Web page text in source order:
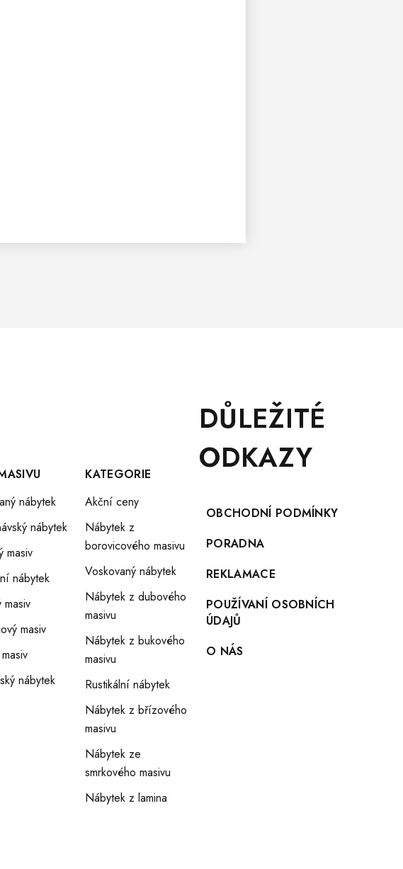
nábytek
nábytek
masiv
nábytek
masiv
masiv
nábytek
KATEGORIE
Akční ceny
Nábytek z
borovicového masivu
Voskovaný nábytek
Nábytek z dubového
masivu
Nábytek z bukového
masivu
Rustikální nábytek
Nábytek z břízového
masivu
Nábytek ze
smrkového masivu
Nábytek z lamina
DŮLEŽITÉ
ODKAZY
OBCHODNÍ PODMÍNKY
PORADNA
REKLAMACE
POUŽÍVANÍ OSOBNÍCH
ÚDAJŮ
O NÁS